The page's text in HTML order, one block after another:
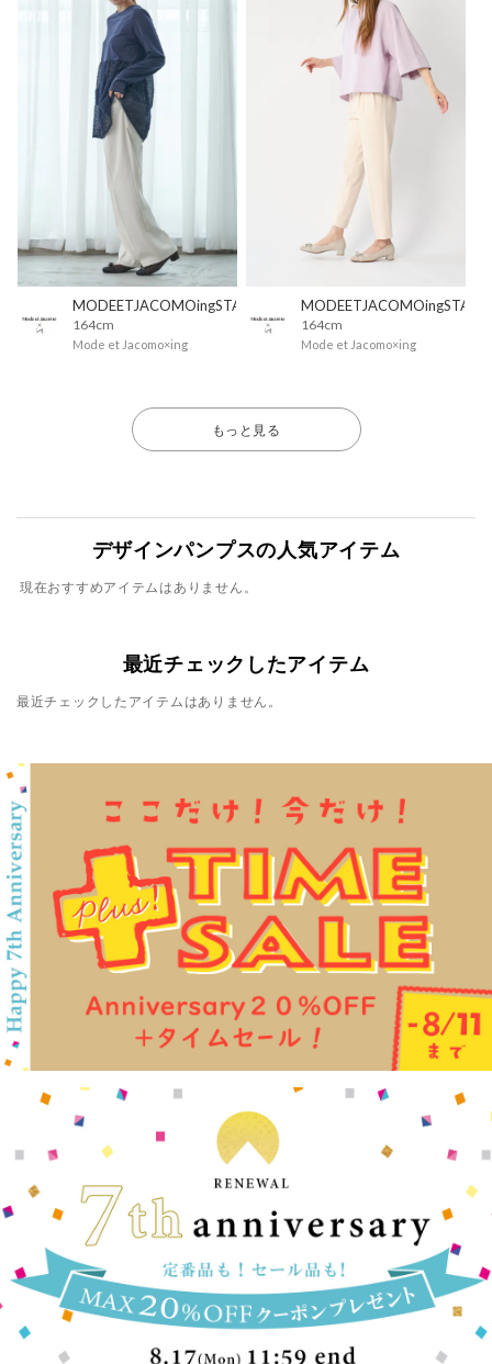
MODEETJACOMOingSTAFF
164cm
Mode et Jacomo×ing
MODEETJACOMOingSTAFF
164cm
Mode et Jacomo×ing
もっと見る
デザインパンプスの人気アイテム
現在おすすめアイテムはありません。
最近チェックしたアイテム
最近チェックしたアイテムはありません。